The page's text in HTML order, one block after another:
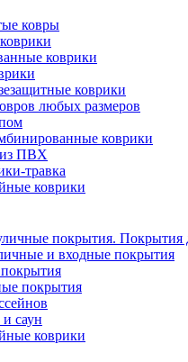
ковры
коврики
коврики
любых размеров
коврики
из ПВХ
травка
коврики
покрытия. Покрытия
и входные покрытия
покрытия
саун
коврики